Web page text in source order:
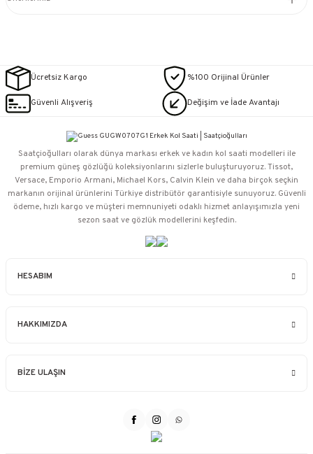
Ücretsiz Kargo %100 Orijinal Ürünler
Güvenli Alışveriş Değişim ve İade Avantajı
HESABIM
HAKKIMIZDA
BİZE ULAŞIN
Saatçioğulları⁠ olarak dünya markası erkek ve kadın kol saati modelleri ile
premium güneş gözlüğü koleksiyonlarını sizlerle buluşturuyoruz. Tissot,
Versace, Emporio Armani, Michael Kors, Calvin Klein ve daha birçok seçkin
markanın orijinal ürünlerini Türkiye distribütör garantisiyle sunuyoruz. Güvenli
ödeme, hızlı kargo ve müşteri memnuniyeti odaklı hizmet anlayışımızla yeni
sezon saat ve gözlük modellerini keşfedin.